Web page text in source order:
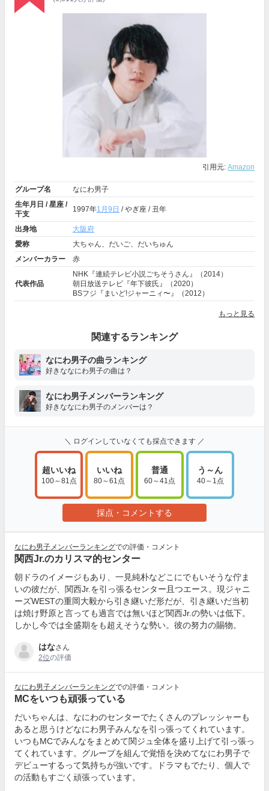
引用元: Amazon
グループ名
なにわ男子
生年月日 / 星座 /
干支
1997年1月9日 / やぎ座 / 丑年
出身地
大阪府
愛称
大ちゃん、だいご、だいちゅん
メンバーカラー
赤
代表作品
NHK『連続テレビ小説ごちそうさん』（2014）
朝日放送テレビ『年下彼氏』（2020）
BSフジ『まいど!ジャーニィ〜』（2012）
もっと見る
関連するランキング
なにわ男子の曲ランキング
好きななにわ男子の曲は？
なにわ男子メンバーランキング
好きななにわ男子のメンバーは？
＼ ログインしていなくても採点できます ／
超いいね
100～81点
いいね
80～61点
普通
60～41点
う～ん
40～1点
採点・コメントする
なにわ男子メンバーランキングでの評価・コメント
関西Jr.のカリスマ的センター
朝ドラのイメージもあり、一見純朴などこにでもいそうな佇ま
いの彼だが、関西Jr.を引っ張るセンター且つエース。現ジャニ
ーズWESTの重岡大毅から引き継いだ形だが、引き継いだ当初
は焼け野原と言っても過言では無いほど関西Jr.の勢いは低下。
しかし今では全盛期をも超えそうな勢い。彼の努力の賜物。
はなさん
2位の評価
なにわ男子メンバーランキングでの評価・コメント
MCをいつも頑張っている
だいちゃんは、なにわのセンターでたくさんのプレッシャーも
あると思うけどなにわ男子みんなを引っ張ってくれています。
いつもMCでみんなをまとめて関ジュ全体を盛り上げて引っ張っ
てくれています。グループを組んで覚悟を決めてなにわ男子で
デビューするって気持ちが強いです。ドラマもでたり、個人で
の活動もすごく頑張っています。